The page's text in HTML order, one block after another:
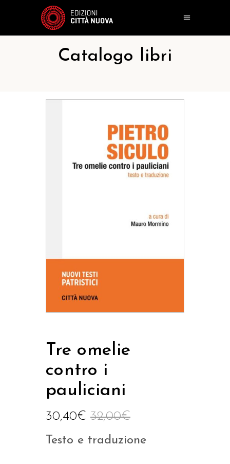
Catalogo libri
Tre omelie
contro i
pauliciani
32,00€
30,40€
Testo e traduzione